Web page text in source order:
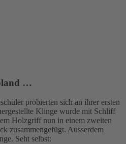
…
probierten sich an ihrer ersten
Klinge wurde mit Schliff
Holzgriff nun in einem zweiten
zusammengefügt. Ausserdem
Seht selbst: